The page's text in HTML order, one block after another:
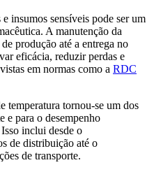
insumos sensíveis pode ser um
A manutenção da
produção até a entrega no
eficácia, reduzir perdas e
em normas como a RDC
tornou-se um dos
e para o desempenho
inclui desde o
de distribuição até o
de transporte.